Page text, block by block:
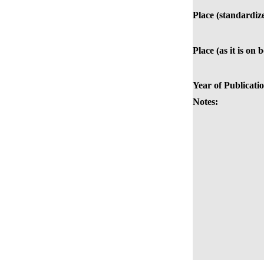
Place
Place (as it is on
Year of
Notes: